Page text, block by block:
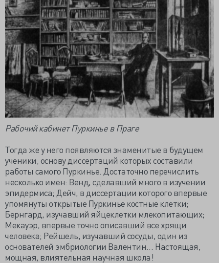
Рабочий кабинет Пуркинье в Праге
Тогда же у него появляются знаменитые в будущем
ученики, основу диссертаций которых составили
работы самого Пуркинье. Достаточно перечислить
несколько имен: Венд, сделавший много в изучении
эпидермиса; Дейч, в диссертации которого впервые
упомянуты открытые Пуркинье костные клетки;
Бернгард, изучавший яйцеклетки млекопитающих;
Мекауэр, впервые точно описавший все хрящи
человека; Рейшель, изучавший сосуды, один из
основателей эмбриологии Валентин… Настоящая,
мощная, влиятельная научная школа!